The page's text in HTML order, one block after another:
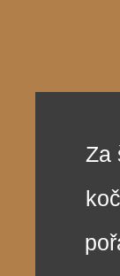
Za